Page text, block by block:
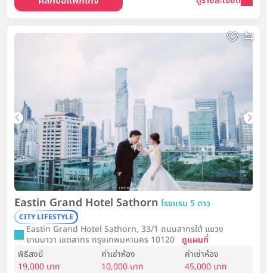
Eastin Grand Hotel Sathorn โรงแรม 5 ดาว
CITY LIFESTYLE
Eastin Grand Hotel Sathorn, 33/1 ถนนสาทรใต้ แขวง
ยานนาวา เขตสาทร กรุงเทพมหานคร 10120 ดูแผนที่
พิธีสงฆ์
19,000 บาท
ค่าเช่าห้อง
10,000 บาท
ค่าเช่าห้อง
45,000 บาท